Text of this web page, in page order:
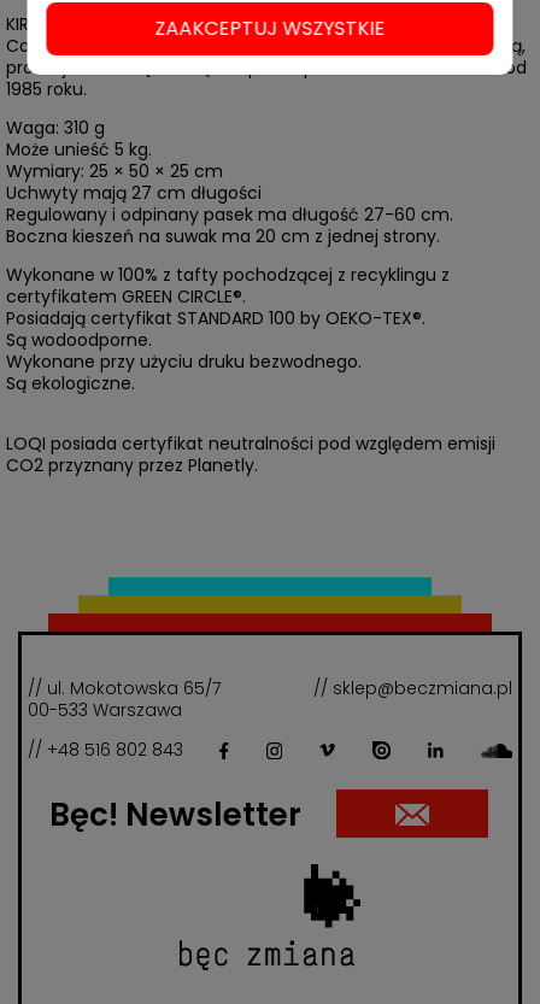
KIRSTEN NANGALA EGAN © Warlukurlangu Artists Aboriginal
Corporation, 2022. Organizacja wytwarza sztukę aborygeńską,
promuje rdzenną kulturę i wspiera społeczność Yuendumu od
1985 roku.
Waga: 310 g
Może unieść 5 kg.
Wymiary: 25 × 50 × 25 cm
Uchwyty mają 27 cm długości
Regulowany i odpinany pasek ma długość 27-60 cm.
Boczna kieszeń na suwak ma 20 cm z jednej strony.
Wykonane w 100% z tafty pochodzącej z recyklingu z
certyfikatem GREEN CIRCLE®.
Posiadają certyfikat STANDARD 100 by OEKO-TEX®.
Są wodoodporne.
Wykonane przy użyciu druku bezwodnego.
Są ekologiczne.
LOQI posiada certyfikat neutralności pod względem emisji
CO2 przyznany przez Planetly.
// ul. Mokotowska 65/7
00-533 Warszawa
// sklep@beczmiana.pl
// +48 516 802 843
Bęc! Newsletter
ZAAKCEPTUJ WSZYSTKIE